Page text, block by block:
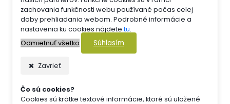
zachovania funkčnosti webu používané počas celej
doby prehliadania webom. Podrobné informácie a
nastavenia ku cookies nájdete tu.
Odmietnuť všetko
Súhlasím
Zavrieť
Čo sú cookies?
Cookies sú krátke textové informácie, ktoré sú uložené